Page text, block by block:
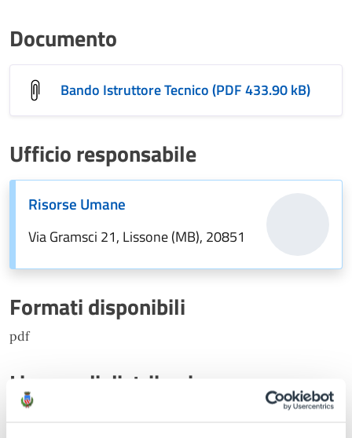
Documento
Bando Istruttore Tecnico (PDF 433.90 kB)
Ufficio responsabile
Risorse Umane
Via Gramsci 21, Lissone (MB), 20851
Formati disponibili
pdf
Licenza di distribuzione
pubblico dominio